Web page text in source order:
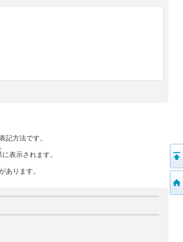
記方法です。
表示されます。
あります。